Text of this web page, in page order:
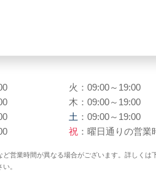
火：09:00～19:00
木：09:00～19:00
土 ：09:00～19:00
祝 ：曜日通りの営業
営業時間が異なる場合がございます。詳しくは
。